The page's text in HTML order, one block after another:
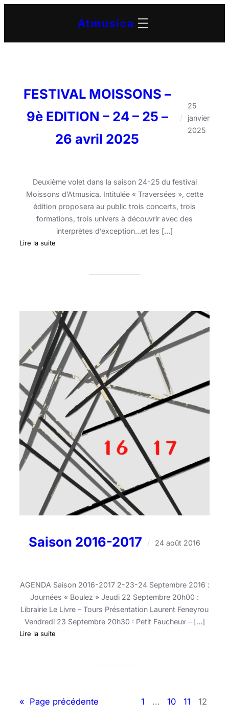
Atmusica
FESTIVAL MOISSONS –
9è EDITION – 24 – 25 –
26 avril 2025
/
25
janvier
2025
Deuxième volet dans la saison 24-25 du festival
Moissons d’Atmusica. Intitulée « Traversées », cette
édition proposera au public trois concerts, trois
formations, trois univers à découvrir avec des
interprètes d’exception…et les […]
Lire la suite
–
24
–
25
–
26
avril
2025
Saison 2016-2017 / 24 août 2016
AGENDA Saison 2016-2017 2-23-24 Septembre 2016 :
Journées « Boulez » Jeudi 22 Septembre 20h00 :
Librairie Le Livre – Tours Présentation Laurent Feneyrou
Vendredi 23 Septembre 20h30 : Petit Faucheux – […]
Lire la suite
« Page précédente 1 … 10 11 12